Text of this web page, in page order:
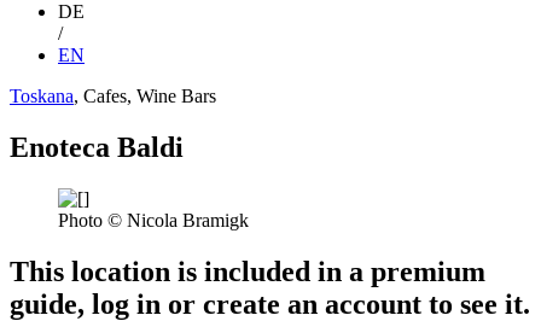
DE
/
EN
Toskana, Cafes, Wine Bars
Enoteca Baldi
Photo © Nicola Bramigk
This location is included in a premium
guide, log in or create an account to see it.